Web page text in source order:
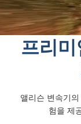
프리
앨리슨 변속기
험을 제